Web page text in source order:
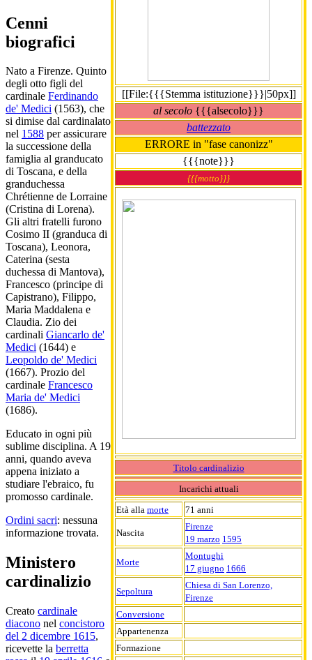
[[File:{{{Stemma istituzione}}}|50px]]
al secolo {{{alsecolo}}}
battezzato
ERRORE in "fase canonizz"
{{{note}}}
{{{motto}}}
Titolo cardinalizio
Incarichi attuali
Età alla morte 71 anni
Nascita
Firenze
19 marzo 1595
Morte
Montughi
17 giugno 1666
Sepoltura
Chiesa di San Lorenzo,
Firenze
Conversione
Appartenenza
Formazione
Cenni
biografici
Nato a Firenze. Quinto
degli otto figli del
cardinale Ferdinando
de' Medici (1563), che
si dimise dal cardinalato
nel 1588 per assicurare
la successione della
famiglia al granducato
di Toscana, e della
granduchessa
Chrétienne de Lorraine
(Cristina di Lorena).
Gli altri fratelli furono
Cosimo II (granduca di
Toscana), Leonora,
Caterina (sesta
duchessa di Mantova),
Francesco (principe di
Capistrano), Filippo,
Maria Maddalena e
Claudia. Zio dei
cardinali Giancarlo de'
Medici (1644) e
Leopoldo de' Medici
(1667). Prozio del
cardinale Francesco
Maria de' Medici
(1686).
Educato in ogni più
sublime disciplina. A 19
anni, quando aveva
appena iniziato a
studiare l'ebraico, fu
promosso cardinale.
Ordini sacri: nessuna
informazione trovata.
Ministero
cardinalizio
Creato cardinale
diacono nel concistoro
del 2 dicembre 1615,
ricevette la berretta